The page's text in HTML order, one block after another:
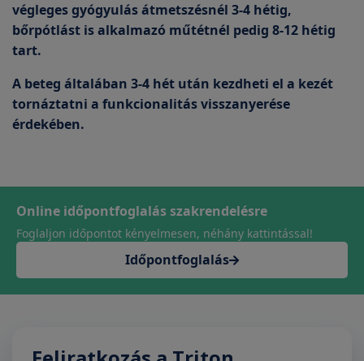
végleges gyógyulás átmetszésnél 3-4 hétig,
bőrpótlást is alkalmazó műtétnél pedig 8-12 hétig
tart.
A beteg általában 3-4 hét után kezdheti el a kezét
tornáztatni a funkcionalitás visszanyerése
érdekében.
Online időpontfoglalás szakrendelésre
Foglaljon időpontot kényelmesen, néhány kattintással!
Időpontfoglalás